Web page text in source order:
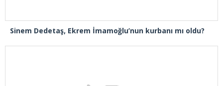
Sinem Dedetaş, Ekrem İmamoğlu’nun kurbanı mı oldu?